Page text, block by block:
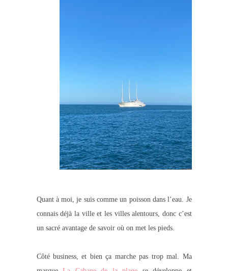
Quant à moi, je suis comme un poisson dans l’eau. Je
connais déjà la ville et les villes alentours, donc c’est
un sacré avantage de savoir où on met les pieds.
Côté business, et bien ça marche pas trop mal. Ma